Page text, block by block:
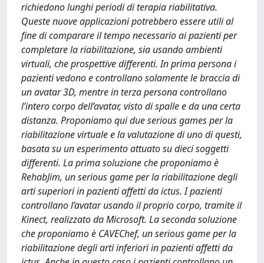
richiedono lunghi periodi di terapia riabilitativa.
Queste nuove applicazioni potrebbero essere utili al
fine di comparare il tempo necessario ai pazienti per
completare la riabilitazione, sia usando ambienti
virtuali, che prospettive differenti. In prima persona i
pazienti vedono e controllano solamente le braccia di
un avatar 3D, mentre in terza persona controllano
l’intero corpo dell’avatar, visto di spalle e da una certa
distanza. Proponiamo qui due serious games per la
riabilitazione virtuale e la valutazione di uno di questi,
basata su un esperimento attuato su dieci soggetti
differenti. La prima soluzione che proponiamo è
RehabJim, un serious game per la riabilitazione degli
arti superiori in pazienti affetti da ictus. I pazienti
controllano l’avatar usando il proprio corpo, tramite il
Kinect, realizzato da Microsoft. La seconda soluzione
che proponiamo è CAVEChef, un serious game per la
riabilitazione degli arti inferiori in pazienti affetti da